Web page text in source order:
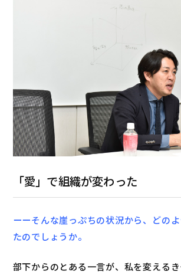
「愛」で組織が変わった
ーーそんな崖っぷちの状況から、どの
たのでしょうか。
部下からのとある一言が、私を変える